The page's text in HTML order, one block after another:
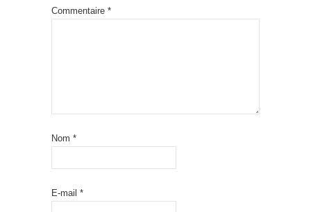
Commentaire *
Nom *
E-mail *